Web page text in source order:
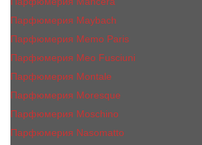
Парфюмерия Maybach
Парфюмерия Memo Paris
Парфюмерия Meo Fusciuni
Парфюмерия Montale
Парфюмерия Moresque
Парфюмерия Moschino
Парфюмерия Nasomatto